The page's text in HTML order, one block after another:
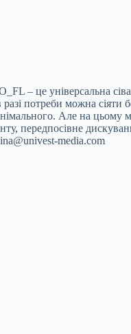
– це універсальна
потреби можна сіяти
Але на
передпосівне
media.com